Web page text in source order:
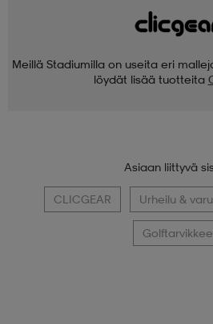
Meillä Stadiumilla on useita eri
löydät lisää tuotteita
Asiaan liittyvä
CLICGEAR Urheilu &